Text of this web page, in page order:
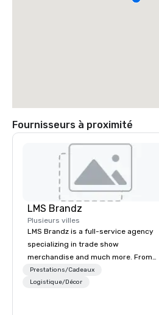
Fournisseurs à proximité
LMS Brandz
Plusieurs villes
LMS Brandz is a full-service agency
specializing in trade show
merchandise and much more. From
booth giveaways and branded apparel
to executive gifting, displays,
Prestations/Cadeaux
Logistique/Décor